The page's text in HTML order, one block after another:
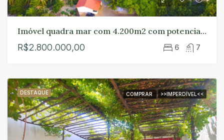
Imóvel quadra mar com 4.200m2 com potencial vista em frente ao antigo hospital em Paracuru
R$2.800.000,00 6 7
DESTAQUE COMPRAR >>IMPERDÍVEL<<